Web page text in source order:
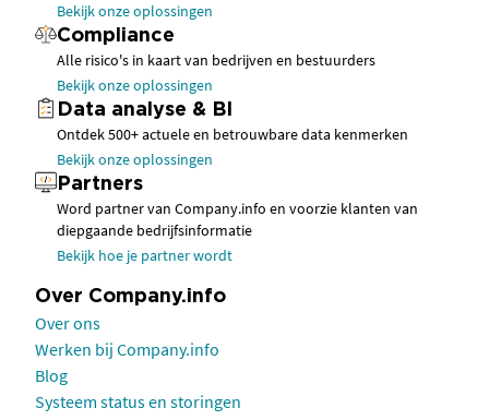
Bekijk onze oplossingen
Compliance
Alle risico's in kaart van bedrijven en bestuurders
Bekijk onze oplossingen
Data analyse & BI
Ontdek 500+ actuele en betrouwbare data kenmerken
Bekijk onze oplossingen
Partners
Word partner van Company.info en voorzie klanten van
diepgaande bedrijfsinformatie
Bekijk hoe je partner wordt
Over Company.info
Over ons
Werken bij Company.info
Blog
Systeem status en storingen